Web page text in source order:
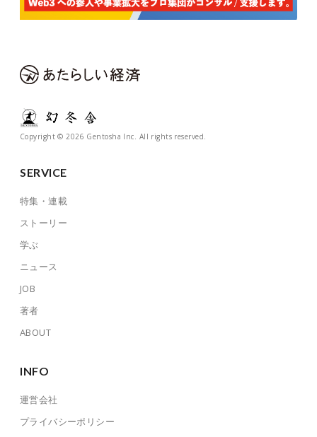
Copyright © 2026 Gentosha Inc. All rights reserved.
SERVICE
特集・連載
ストーリー
学ぶ
ニュース
JOB
著者
ABOUT
INFO
運営会社
プライバシーポリシー